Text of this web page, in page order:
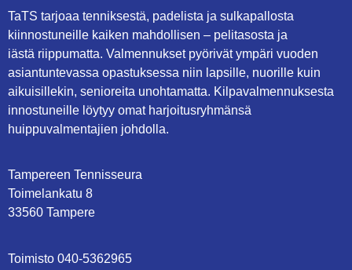
TaTS tarjoaa tenniksestä, padelista ja sulkapallosta
kiinnostuneille kaiken mahdollisen – pelitasosta ja
iästä riippumatta. Valmennukset pyörivät ympäri vuoden
asiantuntevassa opastuksessa niin lapsille, nuorille kuin
aikuisillekin, senioreita unohtamatta. Kilpavalmennuksesta
innostuneille löytyy omat harjoitusryhmänsä
huippuvalmentajien johdolla.
Tampereen Tennisseura
Toimelankatu 8
33560 Tampere
Toimisto 040-5362965